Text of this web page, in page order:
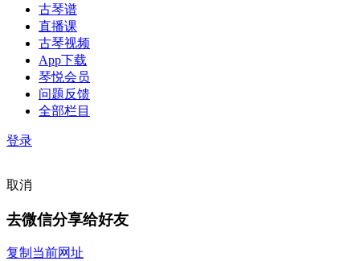
古琴谱
直播课
古琴视频
App下载
琴悦会员
问题反馈
全部栏目
登录
取消
去微信分享给好友
复制当前网址